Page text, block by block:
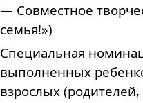
— Совместное
семья!»)
Специальная
выполненных
взрослых